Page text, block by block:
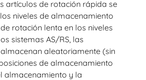
artículos de rotación rápida se
niveles de almacenamiento
rotación lenta en los niveles
sistemas AS/RS, las
aleatoriamente (sin
de almacenamiento
almacenamiento y la